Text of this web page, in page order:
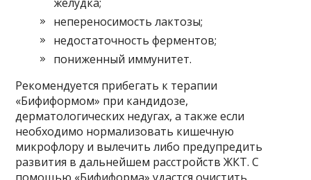
желудка;
непереносимость лактозы;
недостаточность ферментов;
пониженный иммунитет.
Рекомендуется прибегать к терапии
«Бифиформом» при кандидозе,
дерматологических недугах, а также если
необходимо нормализовать кишечную
микрофлору и вылечить либо предупредить
развития в дальнейшем расстройств ЖКТ. С